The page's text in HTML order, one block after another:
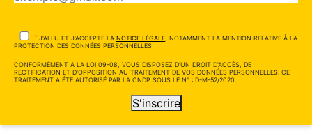
* J'AI LU ET J'ACCEPTE LA NOTICE LÉGALE, NOTAMMENT LA MENTION RELATIVE À LA
PROTECTION DES DONNÉES PERSONNELLES
CONFORMÉMENT À LA LOI 09-08, VOUS DISPOSEZ D'UN DROIT D'ACCÈS, DE
RECTIFICATION ET D'OPPOSITION AU TRAITEMENT DE VOS DONNÉES PERSONNELLES. CE
TRAITEMENT A ÉTÉ AUTORISÉ PAR LA CNDP SOUS LE N° : D-M-52/2020
S'inscrire